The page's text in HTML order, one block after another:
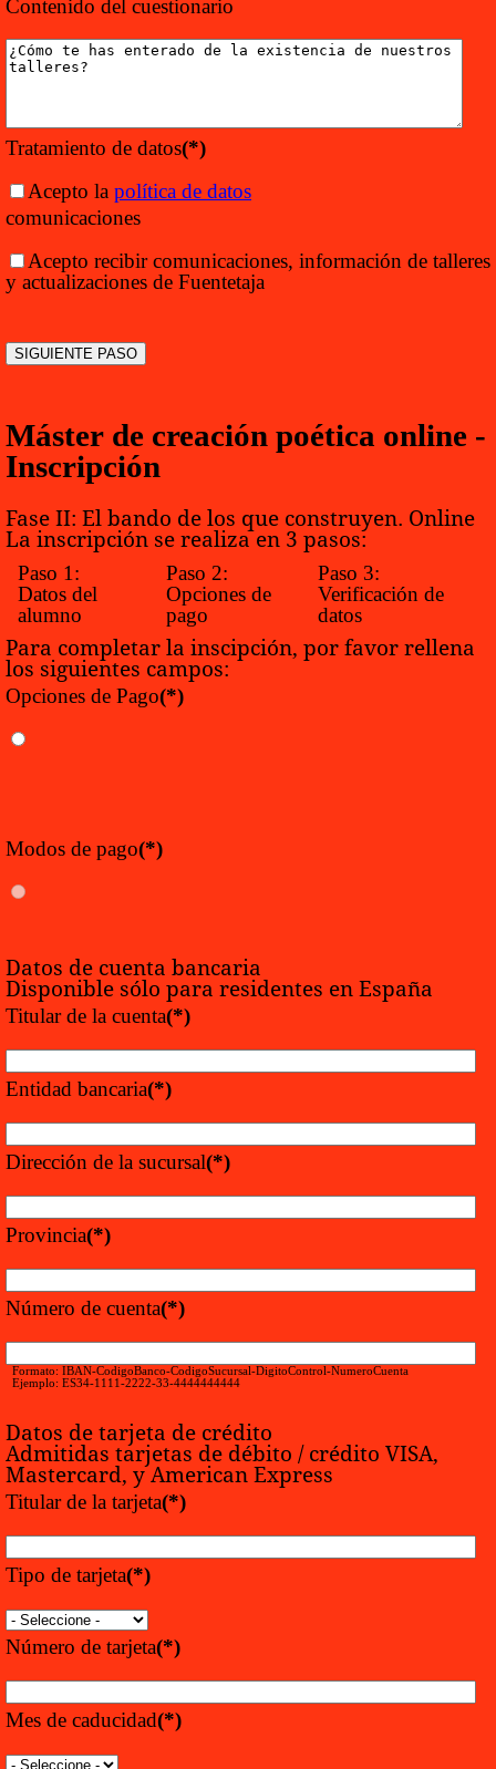
Contenido del cuestionario
Tratamiento de datos(*)
Acepto la política de datos
comunicaciones
Acepto recibir comunicaciones, información de talleres
y actualizaciones de Fuentetaja
Máster de creación poética online -
Inscripción
Fase II: El bando de los que construyen. Online
La inscripción se realiza en 3 pasos:
Paso 1:
Datos del
alumno
Paso 2:
Opciones de
pago
Paso 3:
Verificación de
datos
Para completar la inscipción, por favor rellena
los siguientes campos:
Opciones de Pago(*)
Modos de pago(*)
Datos de cuenta bancaria
Disponible sólo para residentes en España
Titular de la cuenta(*)
Entidad bancaria(*)
Dirección de la sucursal(*)
Provincia(*)
Número de cuenta(*)
Formato: IBAN-CodigoBanco-CodigoSucursal-DigitoControl-NumeroCuenta
Ejemplo: ES34-1111-2222-33-4444444444
Datos de tarjeta de crédito
Admitidas tarjetas de débito / crédito VISA,
Mastercard, y American Express
Titular de la tarjeta(*)
Tipo de tarjeta(*)
Número de tarjeta(*)
Mes de caducidad(*)